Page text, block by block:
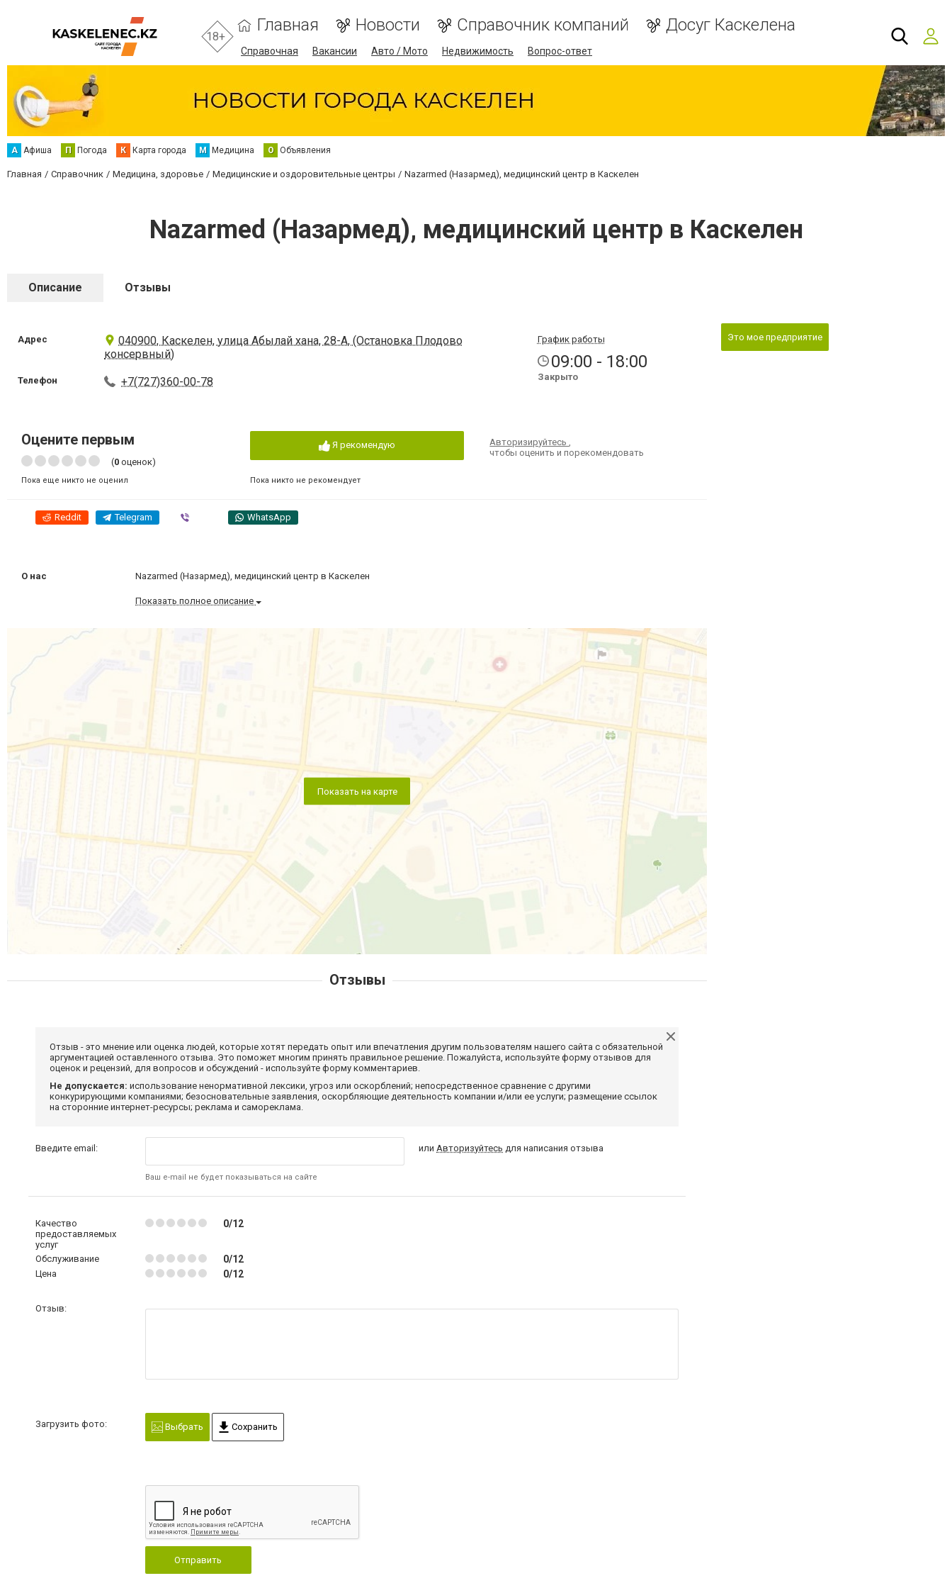
18+
Главная Новости Справочник компаний Досуг Каскелена
Справочная Вакансии Авто / Мото Недвижимость Вопрос-ответ
А Афиша П Погода К Карта города М Медицина О Объявления
Главная Справочник Медицина, здоровье Медицинские и оздоровительные центры Nazarmed (Назармед), медицинский центр в Каскелен
Nazarmed (Назармед), медицинский центр в Каскелен
Описание Отзывы
Адрес
040900, Каскелен, улица Абылай хана, 28-А, (Остановка Плодово
консервный)
Телефон +7(727)360-00-78
График работы
09:00 - 18:00
Закрыто
Оцените первым
(0 оценок)
Пока еще никто не оценил
Я рекомендую
Пока никто не рекомендует
Авторизируйтесь,
чтобы оценить и порекомендовать
Reddit Telegram WhatsApp
О нас Nazarmed (Назармед), медицинский центр в Каскелен
Показать полное описание
Показать на карте
Это мое предприятие
Отзывы
Отзыв - это мнение или оценка людей, которые хотят передать опыт или впечатления другим пользователям нашего сайта с обязательной
аргументацией оставленного отзыва. Это поможет многим принять правильное решение. Пожалуйста, используйте форму отзывов для
оценок и рецензий, для вопросов и обсуждений - используйте форму комментариев.
Не допускается: использование ненормативной лексики, угроз или оскорблений; непосредственное сравнение с другими
конкурирующими компаниями; безосновательные заявления, оскорбляющие деятельность компании и/или ее услуги; размещение ссылок
на сторонние интернет-ресурсы; реклама и самореклама.
Введите email:
Ваш e-mail не будет показываться на сайте
или Авторизуйтесь для написания отзыва
Качество
предоставляемых
услуг
0/12
Обслуживание 0/12
Цена 0/12
Отзыв:
Загрузить фото: Выбрать Сохранить
Отправить